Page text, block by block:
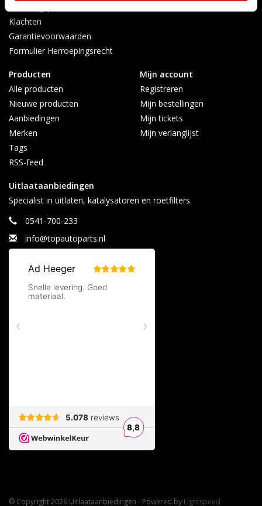
Klachten
Garantievoorwaarden
Formulier Herroepingsrecht
Producten
Alle producten
Nieuwe producten
Aanbiedingen
Merken
Tags
RSS-feed
Mijn account
Registreren
Mijn bestellingen
Mijn tickets
Mijn verlanglijst
Uitlaataanbiedingen
Specialist in uitlaten, katalysatoren en roetfilters.
0541-700-233
info@topautoparts.nl
© Copyright 2026 Uitlaataanbiedingen - Powered by Lightspeed